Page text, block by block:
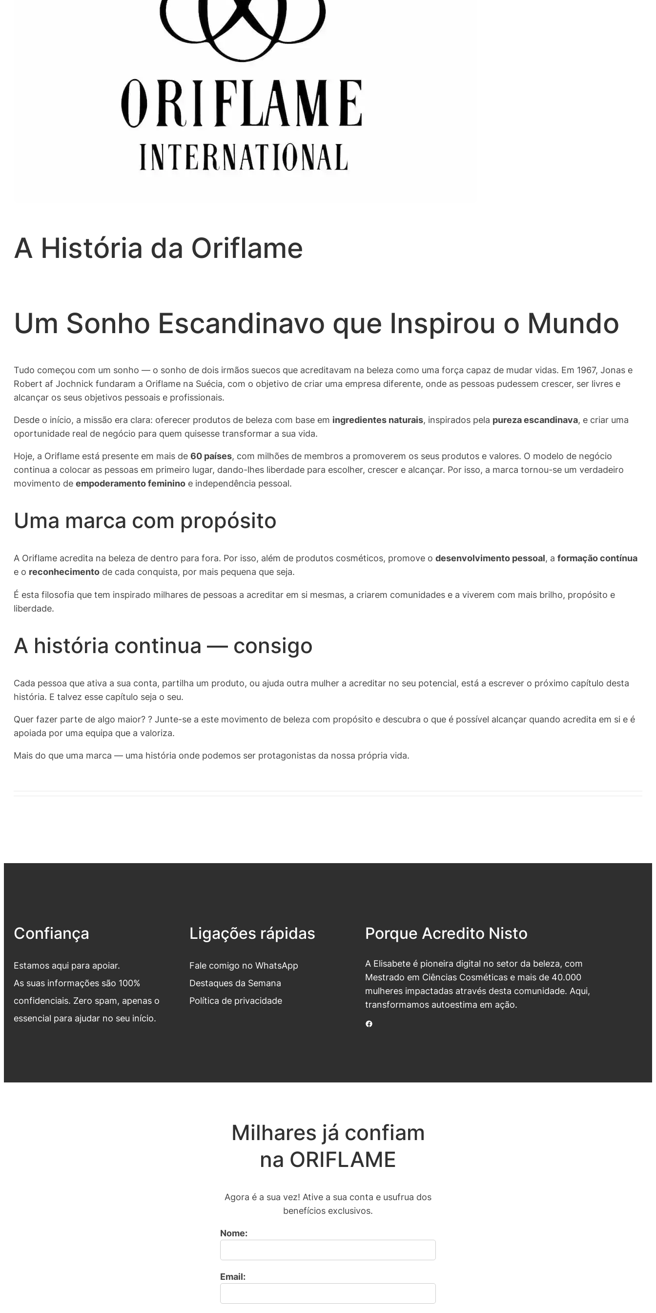
A História da Oriflame
Um Sonho Escandinavo que Inspirou o Mundo
Tudo começou com um sonho — o sonho de dois irmãos suecos que acreditavam na beleza como uma força capaz de mudar vidas. Em 1967, Jonas e
Robert af Jochnick fundaram a Oriflame na Suécia, com o objetivo de criar uma empresa diferente, onde as pessoas pudessem crescer, ser livres e
alcançar os seus objetivos pessoais e profissionais.
Desde o início, a missão era clara: oferecer produtos de beleza com base em ingredientes naturais, inspirados pela pureza escandinava, e criar uma
oportunidade real de negócio para quem quisesse transformar a sua vida.
Hoje, a Oriflame está presente em mais de 60 países, com milhões de membros a promoverem os seus produtos e valores. O modelo de negócio
continua a colocar as pessoas em primeiro lugar, dando-lhes liberdade para escolher, crescer e alcançar. Por isso, a marca tornou-se um verdadeiro
movimento de empoderamento feminino e independência pessoal.
Uma marca com propósito
A Oriflame acredita na beleza de dentro para fora. Por isso, além de produtos cosméticos, promove o desenvolvimento pessoal, a formação contínua
e o reconhecimento de cada conquista, por mais pequena que seja.
É esta filosofia que tem inspirado milhares de pessoas a acreditar em si mesmas, a criarem comunidades e a viverem com mais brilho, propósito e
liberdade.
A história continua — consigo
Cada pessoa que ativa a sua conta, partilha um produto, ou ajuda outra mulher a acreditar no seu potencial, está a escrever o próximo capítulo desta
história. E talvez esse capítulo seja o seu.
Quer fazer parte de algo maior? ? Junte-se a este movimento de beleza com propósito e descubra o que é possível alcançar quando acredita em si e é
apoiada por uma equipa que a valoriza.
Mais do que uma marca — uma história onde podemos ser protagonistas da nossa própria vida.
Confiança
Estamos aqui para apoiar.
As suas informações são 100%
confidenciais. Zero spam, apenas o
essencial para ajudar no seu início.
Ligações rápidas
Fale comigo no WhatsApp
Destaques da Semana
Política de privacidade
Porque Acredito Nisto
A Elisabete é pioneira digital no setor da beleza, com
Mestrado em Ciências Cosméticas e mais de 40.000
mulheres impactadas através desta comunidade. Aqui,
transformamos autoestima em ação.
Facebook
Milhares já confiam
na ORIFLAME
Agora é a sua vez! Ative a sua conta e usufrua dos
benefícios exclusivos.
Nome:
Email: